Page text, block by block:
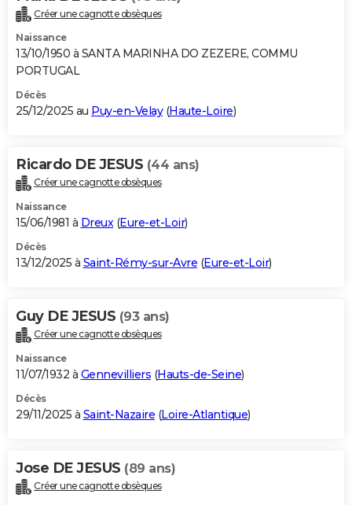
Créer une cagnotte obsèques
Naissance
13/10/1950 à SANTA MARINHA DO ZEZERE, COMMU
PORTUGAL
Décès
25/12/2025 au Puy-en-Velay(Haute-Loire)
Ricardo DE JESUS (44 ans)
Créer une cagnotte obsèques
Naissance
15/06/1981 à Dreux(Eure-et-Loir)
Décès
13/12/2025 à Saint-Rémy-sur-Avre (Eure-et-Loir)
Guy DE JESUS (93 ans)
Créer une cagnotte obsèques
Naissance
11/07/1932 à Gennevilliers (Hauts-de-Seine)
Décès
29/11/2025 à Saint-Nazaire (Loire-Atlantique)
Jose DE JESUS (89 ans)
Créer une cagnotte obsèques